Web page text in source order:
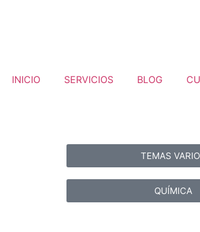
INICIO SERVICIOS BLOG
TEMAS
QUÍMICA